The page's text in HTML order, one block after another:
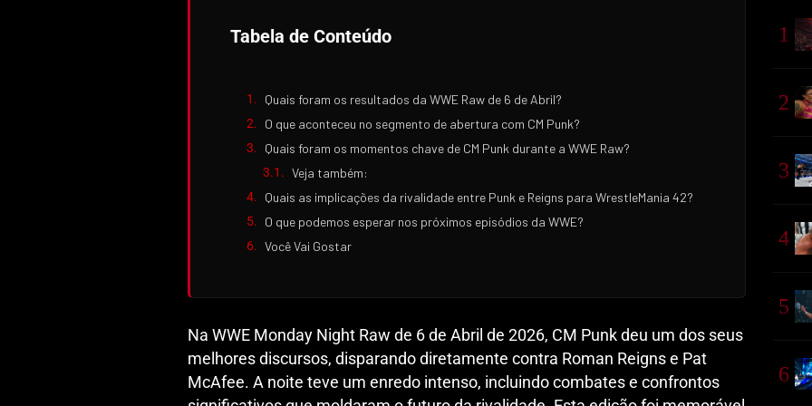
Tabela de Conteúdo
Quais foram os resultados da WWE Raw de 6 de Abril?
O que aconteceu no segmento de abertura com CM Punk?
Quais foram os momentos chave de CM Punk durante a WWE Raw?
Veja também:
Quais as implicações da rivalidade entre Punk e Reigns para WrestleMania 42?
O que podemos esperar nos próximos episódios da WWE?
Você Vai Gostar
Na WWE Monday Night Raw de 6 de Abril de 2026, CM Punk deu um dos seus
melhores discursos, disparando diretamente contra Roman Reigns e Pat
McAfee. A noite teve um enredo intenso, incluindo combates e confrontos
1
2
3
4
5
6